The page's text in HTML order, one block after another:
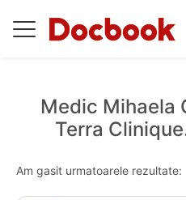
Medic Mihaela
Terra
Am gasit urmatoarele rezultate: